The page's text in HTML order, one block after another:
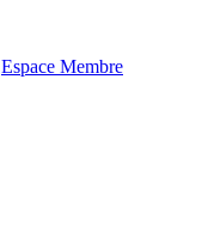
Espace Membre